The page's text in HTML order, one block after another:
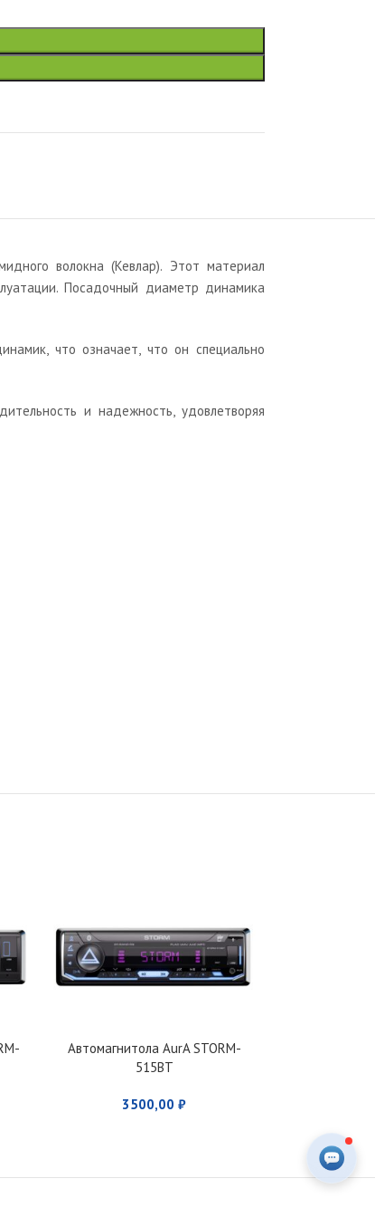
волокна (Кевлар). Этот материал
Посадочный диаметр динамика
что означает, что он специально
и надежность, удовлетворяя
Автомагнитола AurA STORM-
515BT
3500,00₽